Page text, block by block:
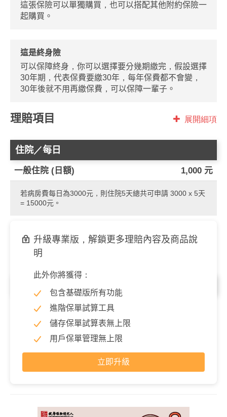
這張保險可以單獨購買，也可以搭配其他附約保險一
起購買。
這是終身險
可以保障終身，你可以選擇要分幾期繳完，假設選擇
30年期，代表保費要繳30年，每年保費都不會變，
30年後就不用再繳保費，可以保障一輩子。
理賠項目 展開細項
住院／每日
一般住院 (日額) 1,000 元
若病房費每日為3000元，則住院5天總共可申請 3000 x 5天
= 15000元。
特定手術(最高)
特定處置(最高)
升級專業版，解鎖更多理賠內容及商品說
明
此外你將獲得：
包含基礎版所有功能
進階保單試算工具
儲存保單試算表無上限
用戶保單管理無上限
立即升級